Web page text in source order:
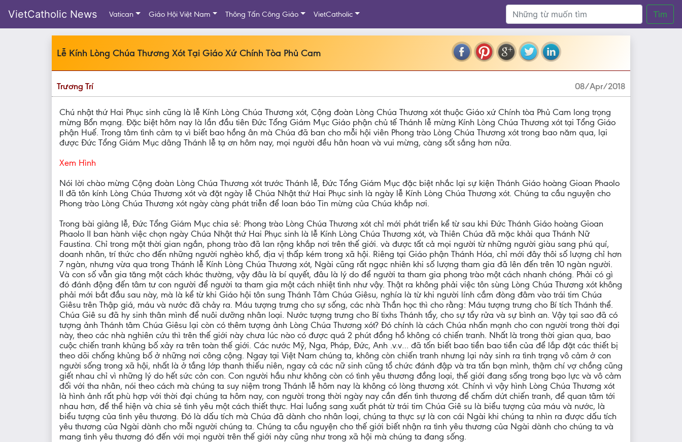
VietCatholic News Vatican Giáo Hội Việt Nam Thông Tấn Công Giáo VietCatholic Tìm
Lễ Kính Lòng Chúa Thương Xót Tại Giáo Xứ Chính Tòa Phủ Cam
Trương Trí 08/Apr/2018
Chú nhật thứ Hai Phục sinh cũng là lễ Kính Lòng Chúa Thương xót, Cộng đoàn Lòng Chúa Thương xót thuộc Giáo xứ Chính tòa Phủ Cam long trọng
mừng Bổn mạng. Đặc biệt hôm nay là lần đầu tiên Đức Tổng Giám Mục Giáo phận chủ tế Thánh lễ mừng Kính Lòng Chúa Thương xót tại Tổng Giáo
phận Huế. Trong tâm tình cảm tạ vì biết bao hồng ân mà Chúa đã ban cho mỗi hội viên Phong trào Lòng Chúa Thương xót trong bao năm qua, lại
được Đức Tổng Giám Mục dâng Thánh lễ tạ ơn hôm nay, mọi người đều hân hoan và vui mừng, càng sốt sắng hơn nữa.
Xem Hình
Nói lời chào mừng Cộng đoàn Lòng Chúa Thương xót trước Thánh lễ, Đức Tổng Giám Mục đặc biệt nhắc lại sự kiện Thánh Giáo hoàng Gioan Phaolo
II đã tôn kính Lòng Chúa Thương xót và đặt ngày lễ Chúa Nhật thứ Hai Phục sinh là ngày lễ Kính Lòng Chúa Thương xót. Chúng ta cầu nguyện cho
Phong trào Lòng Chúa Thương xót ngày càng phát triễn để loan báo Tin mừng của Chúa khắp nơi.
Trong bài giảng lễ, Đức Tổng Giám Mục chia sẻ: Phong trào Lòng Chúa Thương xót chỉ mới phát triển kể từ sau khi Đức Thánh Giáo hoàng Gioan
Phaolo II ban hành việc chọn ngày Chúa Nhật thứ Hai Phục sinh là lễ Kính Lòng Chúa Thương xót, và Thiên Chúa đã mặc khải qua Thánh Nữ
Faustina. Chỉ trong một thời gian ngắn, phong trào đã lan rộng khắp nơi trên thế giới. và được tất cả mọi người từ những người giàu sang phú quí,
doanh nhân, trí thức cho đến những người nghèo khổ, địa vị thấp kém trong xã hội. Riêng tại Giáo phận Thánh Hóa, chỉ mới đây thôi số lượng chỉ hơn
7 ngàn, nhưng vừa qua trong Thánh lễ Kính Lòng Chúa Thương xót, Ngài cũng rất ngạc nhiên khi số lượng tham gia đã lên đến trên 10 ngàn người.
Và con số vẫn gia tăng một cách khác thường, vậy đâu là bí quyết, đâu là lý do để người ta tham gia phong trào một cách nhanh chóng. Phải có gì
đó đánh động đến tâm tư con người để người ta tham gia một cách nhiệt tình như vậy. Thật ra không phải việc tôn sùng Lòng Chúa Thương xót không
phải mới bắt đầu sau này, mà là kể từ khi Giáo hội tôn sung Thánh Tâm Chúa Giêsu, nghía là từ khi người lính cầm đòng đâm vào trái tim Chúa
Giêsu trên Thập giá, máu và nước đã chảy ra. Máu tượng trưng cho sự sống, các nhà Thần học thì cho rằng: Máu tượng trưng cho Bí tích Thánh thể.
Chúa Giê su đã hy sinh thân mình để nuôi dưỡng nhân loại. Nước tượng trưng cho Bí tixhs Thánh tẩy, cho sự tẩy rửa và sự bình an. Vậy tại sao đã có
tượng ảnh Thánh tâm Chúa Giêsu lại còn có thêm tượng ảnh Lòng Chúa Thương xót? Đó chính là cách Chúa nhấn mạnh cho con người trong thời đại
này, theo các nhà nghiên cứu thì trên thế giới này chưa lúc nào có được quá 2 phút đồng hồ không có chiến tranh. Nhất là trong thời gian qua, bao
cuộc chiến tranh khủng bố xảy ra trên toàn thế giới. Các nước Mỹ, Nga, Pháp, Đức, Anh .v.v… đã tốn biết bao tiền bao tiền của để lắp đặt các thiết bị
theo dõi chống khủng bố ở những nơi công cộng. Ngay tại Việt Nam chúng ta, không còn chiến tranh nhưng lại nảy sinh ra tình trạng vô cảm ở con
người sống trong xã hội, nhất là ở tầng lớp thanh thiếu niên, ngay cả các nữ sinh cũng tổ chức đánh đập và tra tấn bạn mình, thậm chí vợ chồng cũng
giết nhau chỉ vì những lý do hết sức cỏn con. Con người hầu như không còn có tình yêu thương đồng loại, thế giới đang sống trong bạo lực và vô cảm
đối với tha nhân, nói theo cách mà chúng ta suy niệm trong Thánh lễ hôm nay là không có lòng thương xót. Chính vì vậy hình Lòng Chúa Thương xót
là hình ảnh rất phù hợp với thời đại chúng ta hôm nay, con người trong thời ngày nay cần đến tình thương để chấm dứt chiến tranh, để quan tâm tới
nhau hơn, để thể hiện và chia sẻ tình yêu một cách thiết thực. Hai luồng sang xuất phát từ trái tim Chúa Giê su là biểu tượng của máu và nước, là
biểu tượng của tình yêu thương. Đó là dấu tích mà Chúa đã dành cho nhân loại, chúng ta thực sự là con cái Ngài khi chúng ta nhìn ra được dấu tích
yêu thương của Ngài dành cho mỗi người chúng ta. Chúng ta cầu nguyện cho thế giới biết nhận ra tình yêu thương của Ngài dành cho chúng ta và
mang tình yêu thương đó đến với mọi người trên thế giới này cũng như trong xã hội mà chúng ta đang sống.